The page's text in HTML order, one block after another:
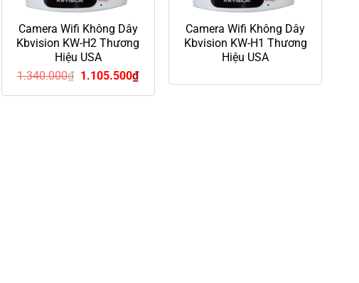
Camera Wifi Không Dây
Kbvision KW-H2 Thương
Hiệu USA
1.340.000₫ Giá
là:
1.105.500₫Giá
tại
Camera Wifi Không Dây
Kbvision KW-H1 Thương
Hiệu USA